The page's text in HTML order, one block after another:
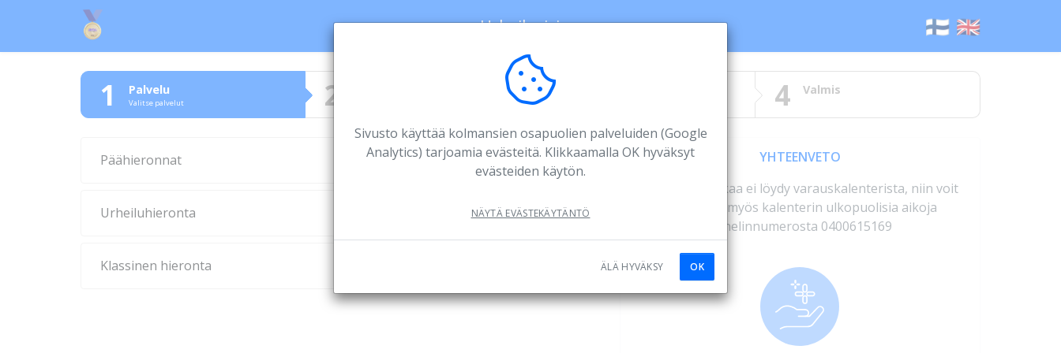
Urheiluvisio 🇫🇮 🇬🇧
1 Palvelu
Valitse palvelut 2 3 4 Valmis
Päähieronnat
Urheiluhieronta
Klassinen hieronta
YHTEENVETO
Jos sopivaa aikaa ei löydy varauskalenterista, niin voit
tiedustella myös kalenterin ulkopuolisia aikoja
puhelinnumerosta 0400615169
Sivusto käyttää kolmansien osapuolien palveluiden (Google
Analytics) tarjoamia evästeitä. Klikkaamalla OK hyväksyt
evästeiden käytön.
NÄYTÄ EVÄSTEKÄYTÄNTÖ
ÄLÄ HYVÄKSY OK